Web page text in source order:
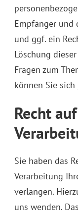
Empfänger und
und ggf. ein
Löschung
Fragen zum
können Sie
Recht
Sie haben das
Verarbeitung
verlangen.
uns wenden.